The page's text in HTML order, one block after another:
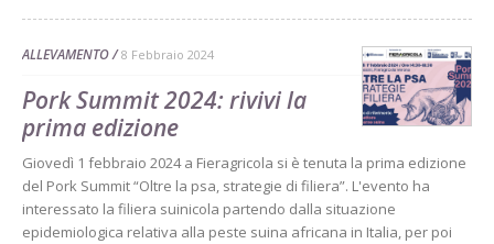
ALLEVAMENTO 8 Febbraio 2024
Pork Summit 2024: rivivi la
prima edizione
Giovedì 1 febbraio 2024 a Fieragricola si è tenuta la prima edizione
del Pork Summit “Oltre la psa, strategie di filiera”. L'evento ha
interessato la filiera suinicola partendo dalla situazione
epidemiologica relativa alla peste suina africana in Italia, per poi